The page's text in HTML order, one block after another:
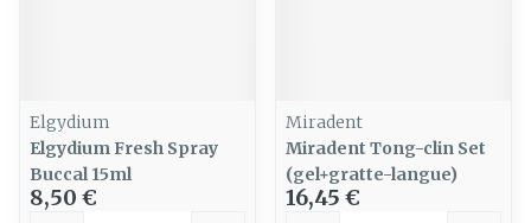
Elgydium
Elgydium Fresh Spray
Buccal 15ml
8,50 €
Miradent
Miradent Tong-clin Set
(gel+gratte-langue)
16,45 €